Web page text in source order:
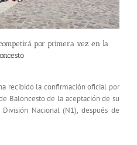
por primera vez en la
recibido la confirmación oficial por
Baloncesto de la aceptación de su
Nacional (N1), después de